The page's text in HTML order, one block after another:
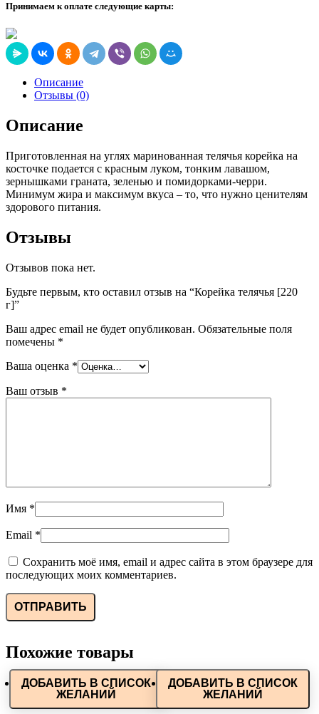
Принимаем к оплате следующие карты:
Описание
Отзывы (0)
Описание
Приготовленная на углях маринованная телячья корейка на
косточке подается с красным луком, тонким лавашом,
зернышками граната, зеленью и помидорками-черри.
Минимум жира и максимум вкуса – то, что нужно ценителям
здорового питания.
Отзывы
Отзывов пока нет.
Будьте первым, кто оставил отзыв на “Корейка телячья [220
г]”
Ваш адрес email не будет опубликован. Обязательные поля
помечены *
Ваша оценка *
Ваш отзыв *
Имя *
Email *
Сохранить моё имя, email и адрес сайта в этом браузере для
последующих моих комментариев.
Похожие товары
ДОБАВИТЬ В СПИСОК
ЖЕЛАНИЙ
ДОБАВИТЬ В СПИСОК
ЖЕЛАНИЙ